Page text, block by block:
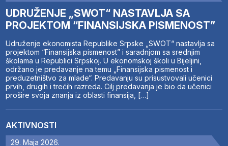
UDRUŽENJE „SWOT“ NASTAVLJA SA
PROJEKTOM “FINANSIJSKA PISMENOST”
Udruženje ekonomista Republike Srpske „SWOT“ nastavlja sa
projektom “Finansijska pismenost” i saradnjom sa srednjim
školama u Republici Srpskoj. U ekonomskoj školi u Bijeljini,
održano je predavanje na temu „Finansijska pismenost i
preduzetništvo za mlade“. Predavanju su prisustvovali učenici
prvih, drugih i trećih razreda. Cilj predavanja je bio da učenici
prošire svoja znanja iz oblasti finansija, […]
AKTIVNOSTI
29. Maja 2026.